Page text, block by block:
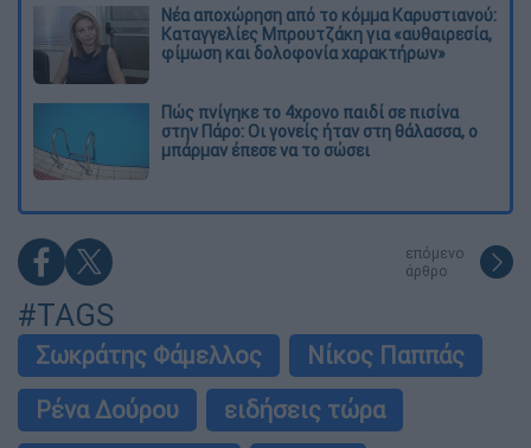
Νέα αποχώρηση από το κόμμα Καρυστιανού:
Καταγγελίες Μπρουτζάκη για «αυθαιρεσία,
φίμωση και δολοφονία χαρακτήρων»
Πώς πνίγηκε το 4χρονο παιδί σε πισίνα
στην Πάρο: Οι γονείς ήταν στη θάλασσα, ο
μπάρμαν έπεσε να το σώσει
επόμενο
άρθρο
#TAGS
Σωκράτης Φάμελλος
Νίκος Παππάς
Ρένα Δούρου
ειδήσεις τώρα